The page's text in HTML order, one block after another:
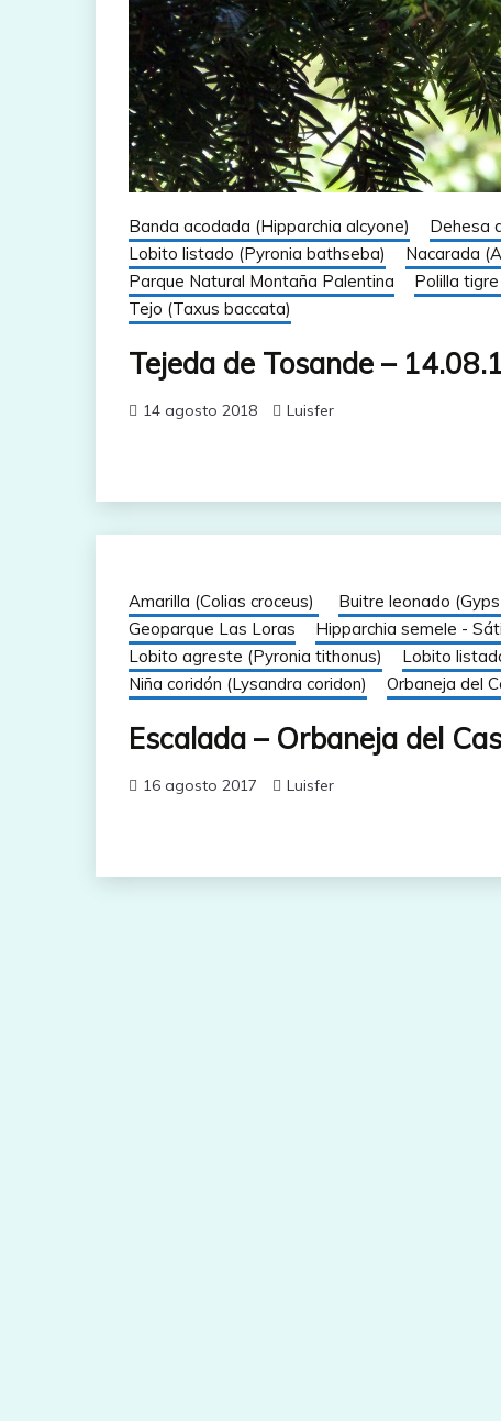
Banda acodada (Hipparchia alcyone) Dehesa
Lobito listado (Pyronia bathseba)
Nacarada
Parque Natural Montaña Palentina
Polilla
Tejo (Taxus baccata)
Tejeda de Tosande –
14 agosto 2018 Luisfer
Amarilla (Colias croceus) Buitre leonado
Geoparque Las Loras
Hipparchia semele -
Lobito agreste (Pyronia tithonus)
Lobito
Niña coridón (Lysandra coridon)
Orbaneja del
Escalada – Orbaneja del
16 agosto 2017 Luisfer